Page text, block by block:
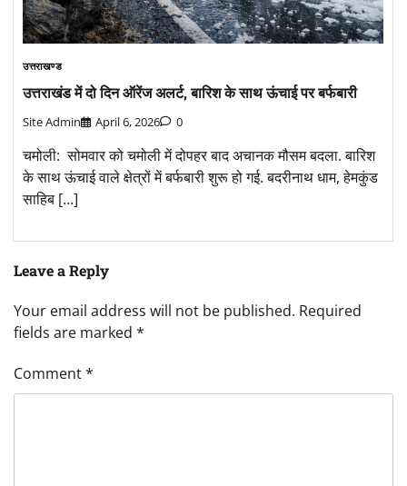
उत्तराखण्ड
उत्तराखंड में दो दिन ऑरेंज अलर्ट, बारिश के साथ ऊंचाई पर बर्फबारी
Site Admin April 6, 2026 0
चमोली: सोमवार को चमोली में दोपहर बाद अचानक मौसम बदला. बारिश
के साथ ऊंचाई वाले क्षेत्रों में बर्फबारी शुरू हो गई. बदरीनाथ धाम, हेमकुंड
साहिब […]
Leave a Reply
Your email address will not be published. Required
fields are marked *
Comment*